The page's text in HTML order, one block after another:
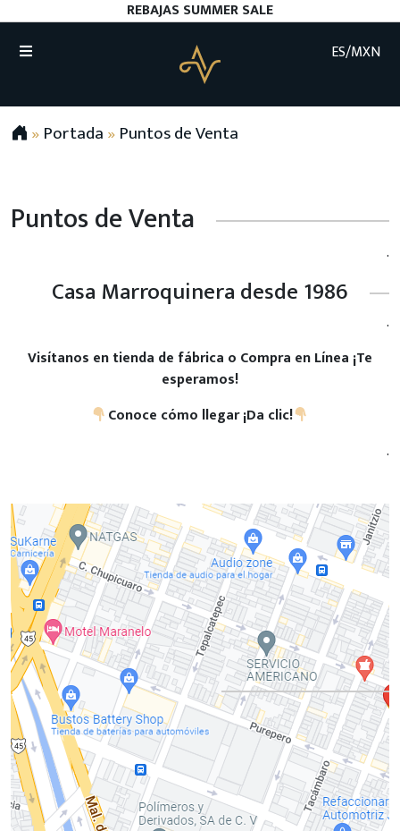
REBAJAS SUMMER SALE
ES/MXN
»Portada»Puntos de Venta
Puntos de Venta
.
Casa Marroquinera desde 1986
.
Visítanos en tienda de fábrica o Compra en Línea ¡Te
esperamos!
Conoce cómo llegar ¡Da clic!
.